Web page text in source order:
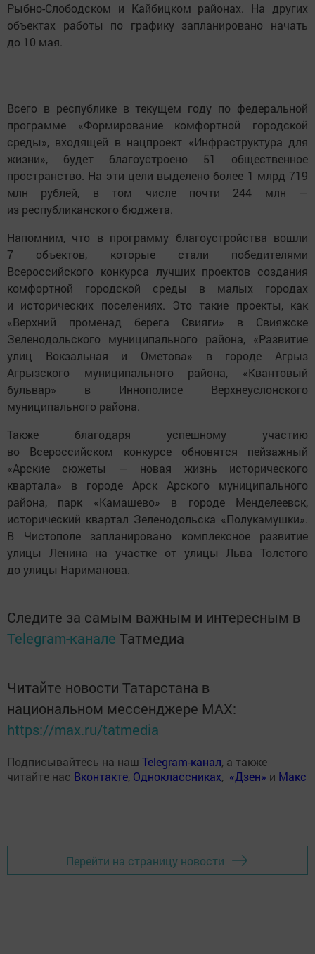
Рыбно-Слободском и Кайбицком районах. На других
объектах работы по графику запланировано начать
до 10 мая.
Всего в республике в текущем году по федеральной
программе «Формирование комфортной городской
среды», входящей в нацпроект «Инфраструктура для
жизни», будет благоустроено 51 общественное
пространство. На эти цели выделено более 1 млрд 719
млн рублей, в том числе почти 244 млн —
из республиканского бюджета.
Напомним, что в программу благоустройства вошли
7 объектов, которые стали победителями
Всероссийского конкурса лучших проектов создания
комфортной городской среды в малых городах
и исторических поселениях. Это такие проекты, как
«Верхний променад берега Свияги» в Свияжске
Зеленодольского муниципального района, «Развитие
улиц Вокзальная и Ометова» в городе Агрыз
Агрызского муниципального района, «Квантовый
бульвар» в Иннополисе Верхнеуслонского
муниципального района.
Также благодаря успешному участию
во Всероссийском конкурсе обновятся пейзажный
«Арские сюжеты — новая жизнь исторического
квартала» в городе Арск Арского муниципального
района, парк «Камашево» в городе Менделеевск,
исторический квартал Зеленодольска «Полукамушки».
В Чистополе запланировано комплексное развитие
улицы Ленина на участке от улицы Льва Толстого
до улицы Нариманова.
Следите за самым важным и интересным в
Telegram-канале Татмедиа
Читайте новости Татарстана в
национальном мессенджере MАХ:
https://max.ru/tatmedia
Подписывайтесь на наш Telegram-канал, а также
читайте нас Вконтакте, Одноклассниках, «Дзен» и Макс
Перейти на страницу новости